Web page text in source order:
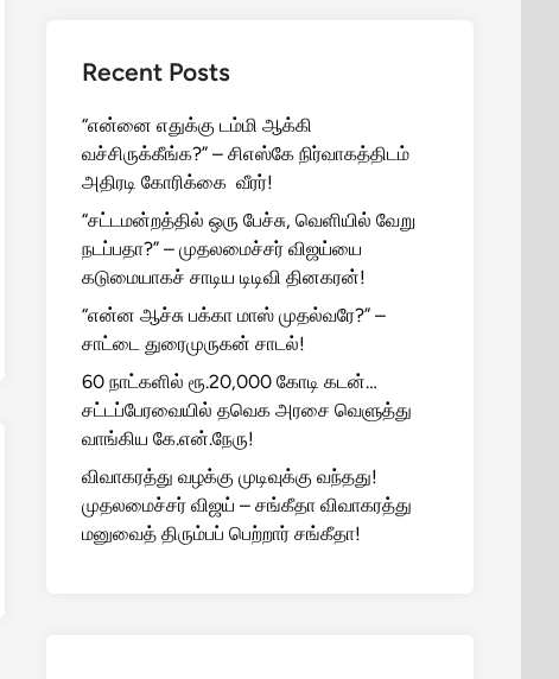
Recent Posts
“என்னை எதுக்கு டம்மி ஆக்கி
வச்சிருக்கீங்க?” – சிஎஸ்கே நிர்வாகத்திடம்
அதிரடி கோரிக்கை வீரர்!
“சட்டமன்றத்தில் ஒரு பேச்சு, வெளியில் வேறு
நடப்பதா?” – முதலமைச்சர் விஜய்யை
கடுமையாகச் சாடிய டிடிவி தினகரன்!
“என்ன ஆச்சு பக்கா மாஸ் முதல்வரே?” –
சாட்டை துரைமுருகன் சாடல்!
60 நாட்களில் ரூ.20,000 கோடி கடன்…
சட்டப்பேரவையில் தவெக அரசை வெளுத்து
வாங்கிய கே.என்.நேரு!
விவாகரத்து வழக்கு முடிவுக்கு வந்தது!
முதலமைச்சர் விஜய் – சங்கீதா விவாகரத்து
மனுவைத் திரும்பப் பெற்றார் சங்கீதா!